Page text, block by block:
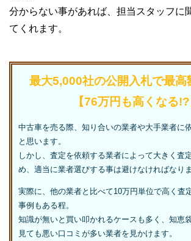
分からない事があれば、担当スタッフに
てくれます。
最大5,000社の公開入札で最高
【76万円も高くなる!?
中古車を売る際、知り合いの業者や大手業者に
と思います。
しかし、査定を依頼する業者によって大きく査
め、適当に業者選びする事は避けなければなりま
実際に、他の業者と比べて10万円単位で高く査
事例もある程。
知識が無いと買い叩かれるケースも多く、知恵
見ても悪い口コミが多い業者を見かけます。